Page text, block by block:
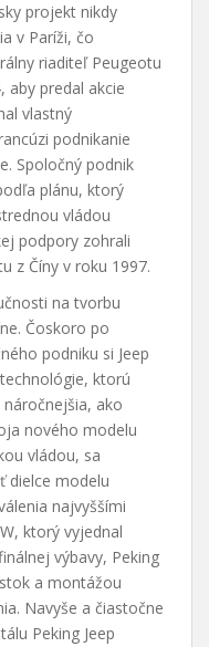
projekt nikdy
v Paríži, čo
riaditeľ Peugeotu
aby predal akcie
vlastný
podnikanie
Spoločný podnik
plánu, ktorý
vládou
podpory zohrali
z Číny v roku 1997.
na tvorbu
Čoskoro po
podniku si Jeep
ktorú
ako
nového modelu
vládou, sa
dielce modelu
najvyššími
ktorý vyjednal
výbavy, Peking
a montážou
Navyše a čiastočne
Peking Jeep